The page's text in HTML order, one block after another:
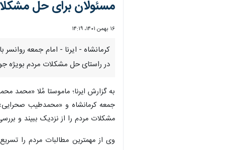
مسئولان برای حل
۱۶ بهمن ۱۴۰۱، ۱۴:۱۹